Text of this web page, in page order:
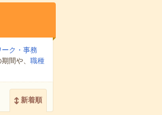
ク・事務
間や、 職種
新着順